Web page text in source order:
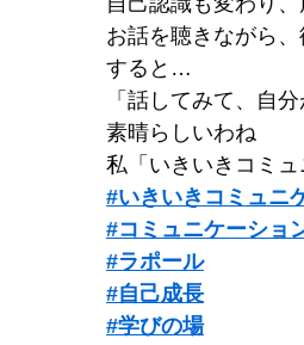
お話を聴きながら、
すると…
「話してみて、自
素晴らしいわね
私「いきいきコミ
#いきいきコミュニ
#コミュニケーショ
#ラポール
#自己成長
#学びの場